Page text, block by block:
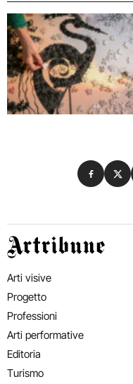
Condividi
Artribune
Arti visive
Progetto
Professioni
Arti performative
Editoria
Turismo